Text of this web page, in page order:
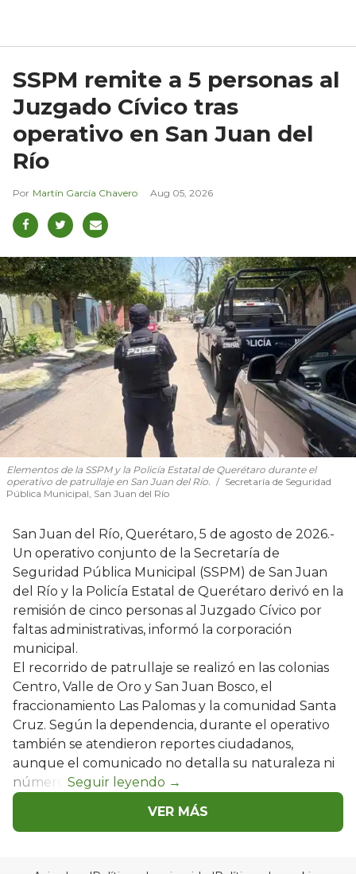
SSPM remite a 5 personas al
Juzgado Cívico tras
operativo en San Juan del
Río
Martín García Chavero Aug 05, 2026
Elementos de la SSPM y la Policía Estatal de Querétaro durante el
operativo de patrullaje en San Juan del Río.
Secretaría de Seguridad
Pública Municipal, San Juan del Río
San Juan del Río, Querétaro, 5 de agosto de 2026.-
Un operativo conjunto de la Secretaría de
Seguridad Pública Municipal (SSPM) de San Juan
del Río y la Policía Estatal de Querétaro derivó en la
remisión de cinco personas al Juzgado Cívico por
faltas administrativas, informó la corporación
municipal.
El recorrido de patrullaje se realizó en las colonias
Centro, Valle de Oro y San Juan Bosco, el
fraccionamiento Las Palomas y la comunidad Santa
Cruz. Según la dependencia, durante el operativo
también se atendieron reportes ciudadanos,
aunque el comunicado no detalla su naturaleza ni
número.
VER MÁS